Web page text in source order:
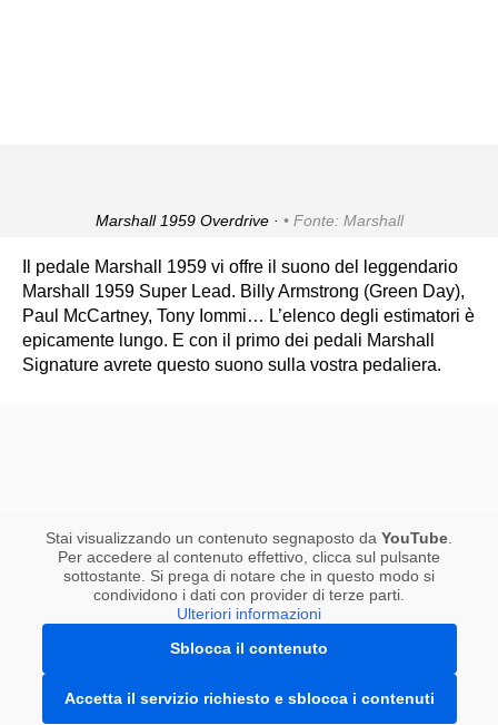
Marshall 1959 Overdrive · Fonte: Marshall
Il pedale Marshall 1959 vi offre il suono del leggendario
Marshall 1959 Super Lead. Billy Armstrong (Green Day),
Paul McCartney, Tony Iommi… L’elenco degli estimatori è
epicamente lungo. E con il primo dei pedali Marshall
Signature avrete questo suono sulla vostra pedaliera.
Stai visualizzando un contenuto segnaposto da YouTube.
Per accedere al contenuto effettivo, clicca sul pulsante
sottostante. Si prega di notare che in questo modo si
condividono i dati con provider di terze parti.
Ulteriori informazioni
Sblocca il contenuto
Accetta il servizio richiesto e sblocca i contenuti